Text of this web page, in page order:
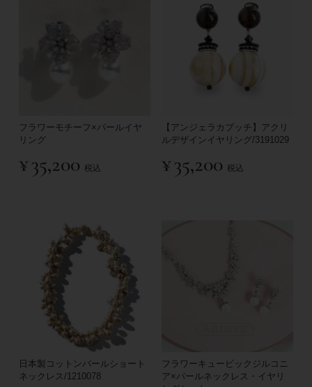
フラワーモチーフ×パールイヤ
リング
¥35,200 税込
【アンジェラカプッチ】アクリ
ルデザインイヤリング/3191029
¥35,200 税込
日本製コットンパールショート
ネックレス/1210078
フラワーキュービックジルコニ
ア×パールネックレス・イヤリ